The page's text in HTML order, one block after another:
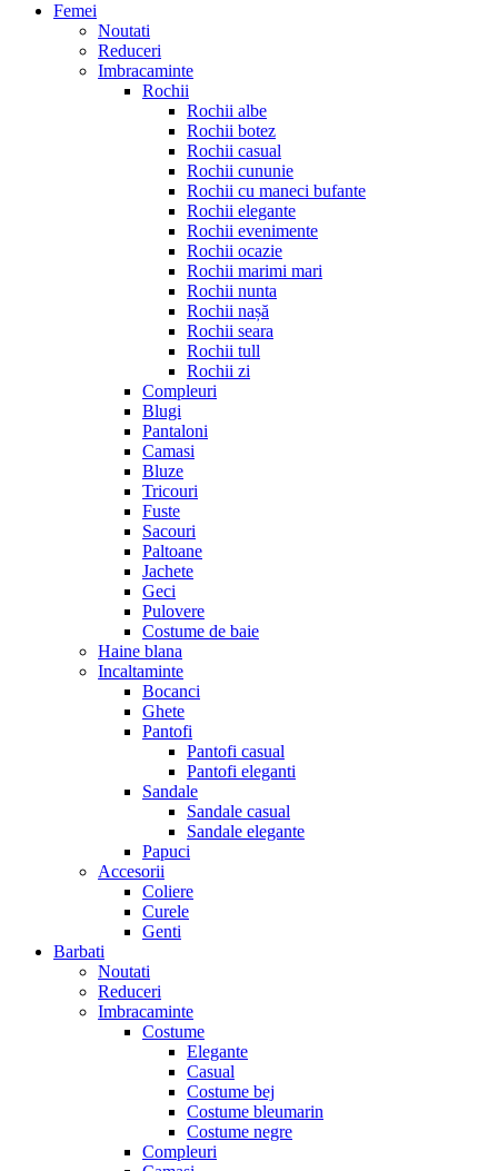
Femei
Noutati
Reduceri
Imbracaminte
Rochii
Rochii albe
Rochii botez
Rochii casual
Rochii cununie
Rochii cu maneci bufante
Rochii elegante
Rochii evenimente
Rochii ocazie
Rochii marimi mari
Rochii nunta
Rochii nașă
Rochii seara
Rochii tull
Rochii zi
Compleuri
Blugi
Pantaloni
Camasi
Bluze
Tricouri
Fuste
Sacouri
Paltoane
Jachete
Geci
Pulovere
Costume de baie
Haine blana
Incaltaminte
Bocanci
Ghete
Pantofi
Pantofi casual
Pantofi eleganti
Sandale
Sandale casual
Sandale elegante
Papuci
Accesorii
Coliere
Curele
Genti
Barbati
Noutati
Reduceri
Imbracaminte
Costume
Elegante
Casual
Costume bej
Costume bleumarin
Costume negre
Compleuri